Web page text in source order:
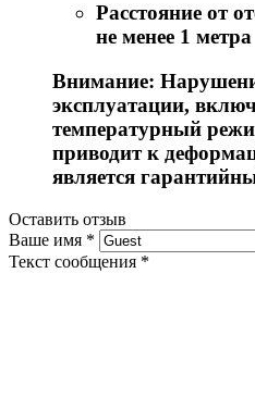
Расстояние от
не менее 1 метра
Внимание:
эксплуатации,
температурный
приводит к
является
Оставить отзыв
Ваше имя *
Текст сообщения *